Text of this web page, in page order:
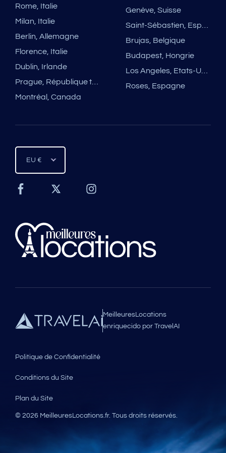
Rome, Italie
Milan, Italie
Berlin, Allemagne
Florence, Italie
Dublin, Irlande
Prague, République tchèque
Montréal, Canada
Genève, Suisse
Saint-Sébastien, Espagne
Brujas, Belgique
Budapest, Hongrie
Los Angeles, Etats-Unis
Roses, Espagne
EU €
Politique de Confidentialité
Conditions du Site
Plan du Site
© 2026 MeilleuresLocations.fr. Tous droits réservés.
MeilleuresLocations
enriquecido por TravelAI